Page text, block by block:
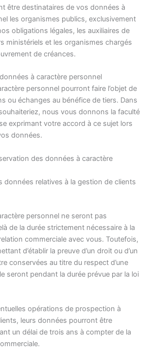
être destinataires de vos données à
les organismes publics, exclusivement
obligations légales, les auxiliaires de
ministériels et les organismes chargés
de créances.
à caractère personnel
personnel pourront faire l’objet de
ou échanges au bénéfice de tiers. Dans
nous vous donnons la faculté
exprimant votre accord à ce sujet lors
données.
des données à caractère
données relatives à la gestion de clients
personnel ne seront pas
de la durée strictement nécessaire à la
commerciale avec vous. Toutefois,
d’établir la preuve d’un droit ou d’un
conservées au titre du respect d’une
seront pendant la durée prévue par la loi
opérations de prospection à
leurs données pourront être
un délai de trois ans à compter de la